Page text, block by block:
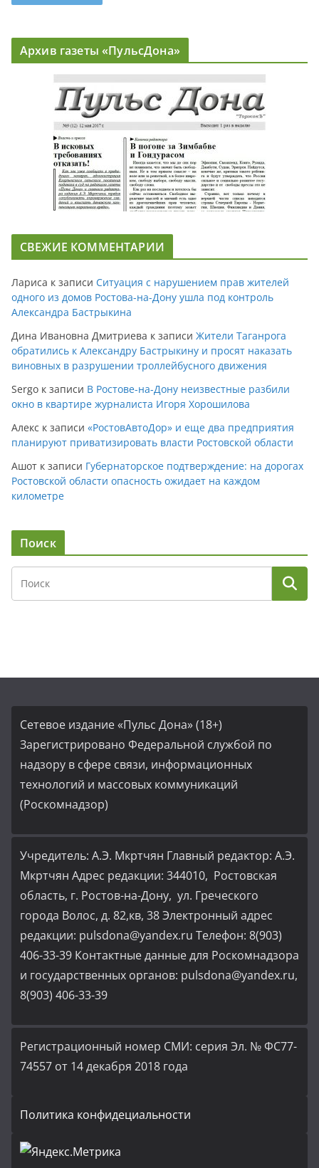
Архив газеты «ПульсДона»
СВЕЖИЕ КОММЕНТАРИИ
Лариса к записи Ситуация с нарушением прав жителей
одного из домов Ростова-на-Дону ушла под контроль
Александра Бастрыкина
Дина Ивановна Дмитриева к записи Жители Таганрога
обратились к Александру Бастрыкину и просят наказать
виновных в разрушении троллейбусного движения
Sergo к записи В Ростове-на-Дону неизвестные разбили
окно в квартире журналиста Игоря Хорошилова
Алекс к записи «РостовАвтоДор» и еще два предприятия
планируют приватизировать власти Ростовской области
Ашот к записи Губернаторское подтверждение: на дорогах
Ростовской области опасность ожидает на каждом
километре
Поиск
Сетевое издание «Пульс Дона» (18+)
Зарегистрировано Федеральной службой по
надзору в сфере связи, информационных
технологий и массовых коммуникаций
(Роскомнадзор)
Учредитель: А.Э. Мкртчян Главный редактор: А.Э.
Мкртчян Адрес редакции: 344010, Ростовская
область, г. Ростов-на-Дону, ул. Греческого
города Волос, д. 82,кв, 38 Электронный адрес
редакции: pulsdona@yandex.ru Телефон: 8(903)
406-33-39 Контактные данные для Роскомнадзора
и государственных органов: pulsdona@yandex.ru,
8(903) 406-33-39
Регистрационный номер СМИ: серия Эл. № ФС77-
74557 от 14 декабря 2018 года
Политика конфидециальности